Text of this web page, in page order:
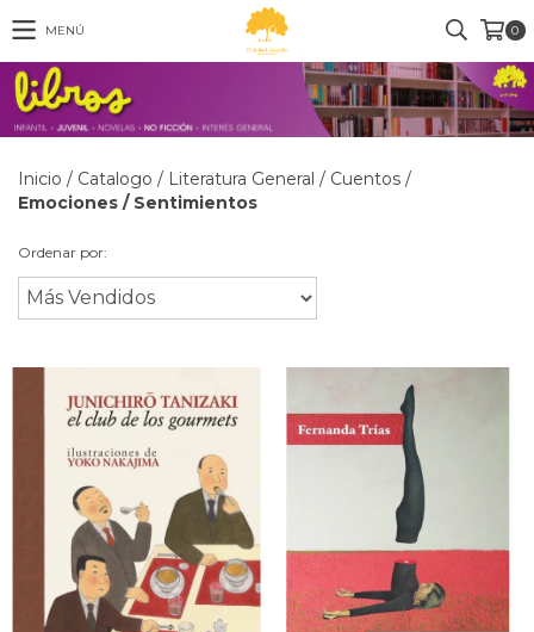
MENÚ 0
Inicio / Catalogo / Literatura General / Cuentos /
Emociones / Sentimientos
Ordenar por: